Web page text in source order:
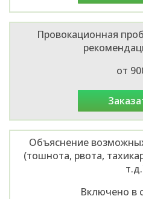
Провокационная
от
Объяснение
(тошнота, рвота,
Включено в